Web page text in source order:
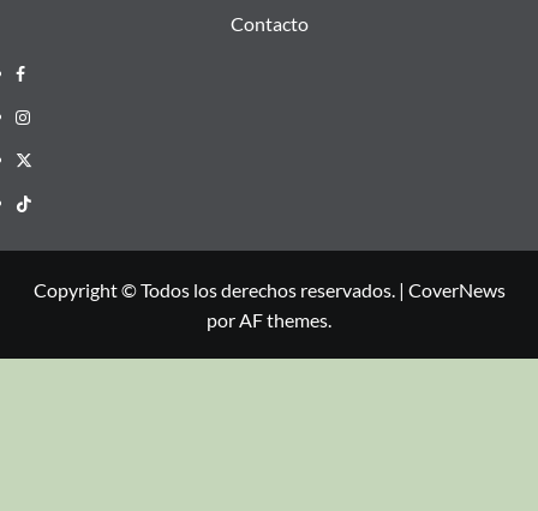
Contacto
Copyright © Todos los derechos reservados. | CoverNews
por AF themes.